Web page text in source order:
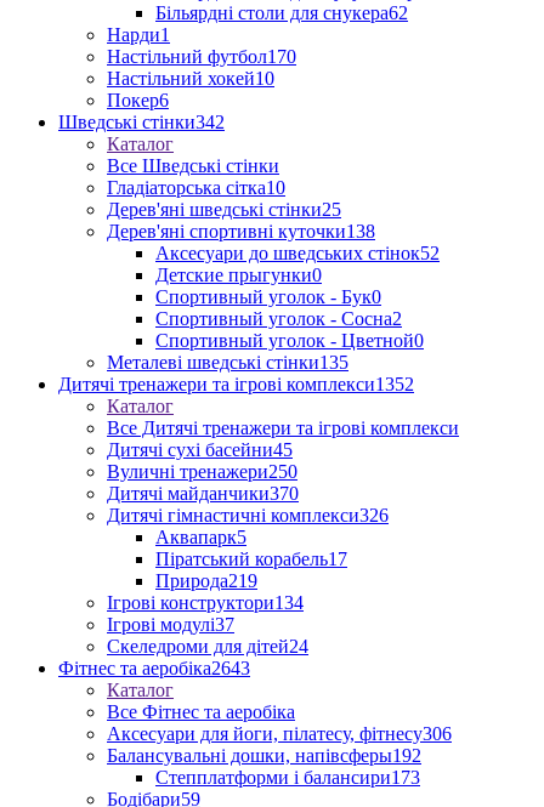
Більярдні столи для снукера62
Нарди1
Настільний футбол170
Настільний хокей10
Покер6
Шведські стінки342
Каталог
Все Шведські стінки
Гладіаторська сітка10
Дерев'яні шведські стінки25
Дерев'яні спортивні куточки138
Аксесуари до шведських стінок52
Детские прыгунки0
Спортивный уголок - Бук0
Спортивный уголок - Сосна2
Спортивный уголок - Цветной0
Металеві шведські стінки135
Дитячі тренажери та ігрові комплекси1352
Каталог
Все Дитячі тренажери та ігрові комплекси
Дитячі сухі басейни45
Вуличні тренажери250
Дитячі майданчики370
Дитячі гімнастичні комплекси326
Аквапарк5
Піратський корабель17
Природа219
Ігрові конструктори134
Ігрові модулі37
Скеледроми для дітей24
Фітнес та аеробіка2643
Каталог
Все Фітнес та аеробіка
Аксесуари для йоги, пілатесу, фітнесу306
Балансувальні дошки, напівсферы192
Степплатформи і балансири173
Бодібари59